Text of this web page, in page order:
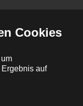
Cookies
auf